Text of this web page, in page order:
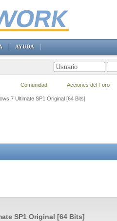
7 Ultimate SP1 Original [64 Bits]
SP1 Original [64 Bits]
AYUDA
Comunidad Acciones del Foro